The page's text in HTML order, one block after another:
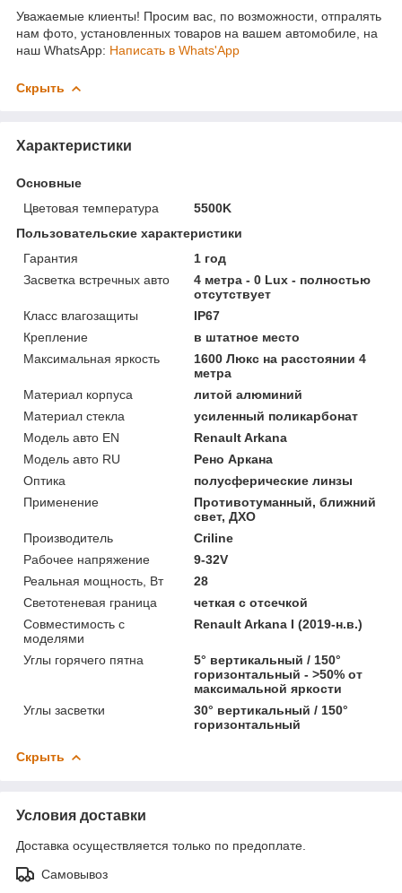
Уважаемые клиенты! Просим вас, по возможности, отпралять
нам фото, установленных товаров на вашем автомобиле, на
наш WhatsApp: Написать в Whats'App
Скрыть
Характеристики
Основные
Цветовая температура
5500K
Пользовательские характеристики
Гарантия
1 год
Засветка встречных авто
4 метра - 0 Lux - полностью
отсутствует
Класс влагозащиты
IP67
Крепление
в штатное место
Максимальная яркость
1600 Люкс на расстоянии 4
метра
Материал корпуса
литой алюминий
Материал стекла
усиленный поликарбонат
Модель авто EN
Renault Arkana
Модель авто RU
Рено Аркана
Оптика
полусферические линзы
Применение
Противотуманный, ближний
свет, ДХО
Производитель
Criline
Рабочее напряжение
9-32V
Реальная мощность, Вт
28
Светотеневая граница
четкая с отсечкой
Совместимость с
моделями
Renault Arkana I (2019-н.в.)
Углы горячего пятна
5° вертикальный / 150°
горизонтальный - >50% от
максимальной яркости
Углы засветки
30° вертикальный / 150°
горизонтальный
Скрыть
Условия доставки
Доставка осуществляется только по предоплате.
Самовывоз